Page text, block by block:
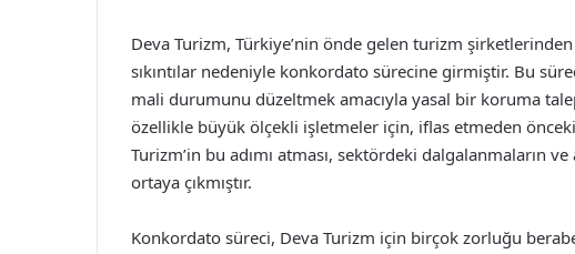
Deva Turizm, Türkiye’nin önde gelen turizm
sıkıntılar nedeniyle konkordato sürecine girmiştir. Bu
mali durumunu düzeltmek amacıyla yasal bir koruma
özellikle büyük ölçekli işletmeler için, iflas etmeden
Turizm’in bu adımı atması, sektördeki dalgalanmaların
ortaya çıkmıştır.
Konkordato süreci, Deva Turizm için birçok zorluğu